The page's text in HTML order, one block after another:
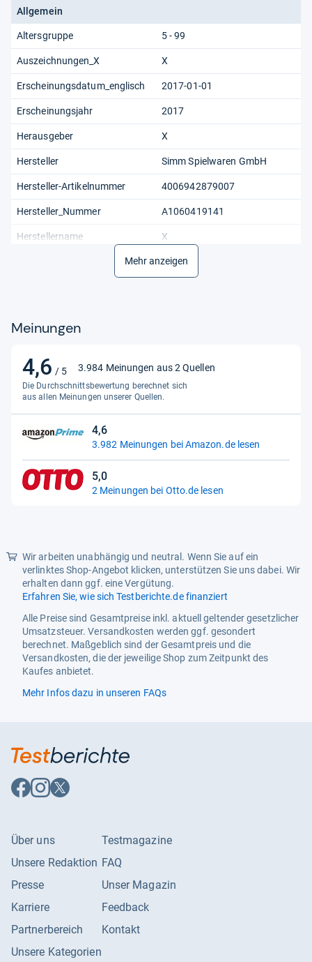
Allgemein
Altersgruppe 5 - 99
Auszeichnungen_X X
Erscheinungsdatum_englisch 2017-01-01
Erscheinungsjahr 2017
Herausgeber X
Hersteller Simm Spielwaren GmbH
Hersteller-Artikelnummer 4006942879007
Hersteller_Nummer A1060419141
Herstellername X
X
Produktart
Schlagworte
Beschäftigung, Kreativ,
Vorlagen, gestalten, basteln,
Freizeit, Hobby, B
Shop-ID 39
Titel_alleinstehend
LENA 42664 - Bastelkoffer
UPC_Pruefung
Mehr anzeigen
Meinungen
4,6 / 5
4,6
von
5
Sternen
3.984 Meinungen aus 2 Quellen
Die Durchschnittsbewertung berechnet sich
aus allen Meinungen unserer Quellen.
4,6
4,6
von
Sternen
3.982 Meinungen bei Amazon.de lesen
5,0
5,0
von
2 Meinungen bei Otto.de lesen
Wir arbeiten unabhängig und neutral. Wenn Sie auf ein
verlinktes Shop-Angebot klicken, unterstützen Sie uns dabei. Wir
erhalten dann ggf. eine Vergütung.
Erfahren Sie, wie sich Testberichte.de finanziert
Alle Preise sind Gesamtpreise inkl. aktuell geltender gesetzlicher
Umsatzsteuer. Versandkosten werden ggf. gesondert
berechnet. Maßgeblich sind der Gesamtpreis und die
Versandkosten, die der jeweilige Shop zum Zeitpunkt des
Kaufes anbietet.
Mehr Infos dazu in unseren FAQs
Auf
Facebook
Auf
Instagram
Auf
X
Über uns
Unsere Redaktion
Presse
Karriere
Partnerbereich
Unsere Kategorien
Testmagazine
FAQ
Unser Magazin
Feedback
Kontakt